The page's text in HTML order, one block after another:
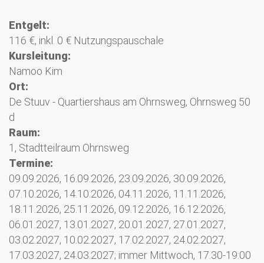
Entgelt:
116 €, inkl. 0 € Nutzungspauschale
Kursleitung:
Namoo Kim
Ort:
De Stuuv - Quartiershaus am Ohrnsweg, Ohrnsweg 50
d
Raum:
1, Stadtteilraum Ohrnsweg
Termine:
09.09.2026, 16.09.2026, 23.09.2026, 30.09.2026,
07.10.2026, 14.10.2026, 04.11.2026, 11.11.2026,
18.11.2026, 25.11.2026, 09.12.2026, 16.12.2026,
06.01.2027, 13.01.2027, 20.01.2027, 27.01.2027,
03.02.2027, 10.02.2027, 17.02.2027, 24.02.2027,
17.03.2027, 24.03.2027; immer Mittwoch, 17.30-19:00